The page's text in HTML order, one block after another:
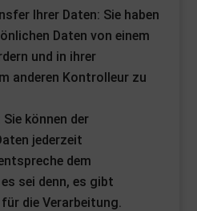
Ihrer Daten: Sie haben
Daten von einem
und in ihrer
anderen Kontrolleur zu
können der
jederzeit
dem
sei denn, es gibt
die Verarbeitung.